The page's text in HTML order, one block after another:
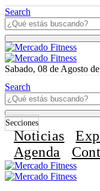
Search
Sabado, 08 de Agosto
Search
Secciones
Noticias
Agenda